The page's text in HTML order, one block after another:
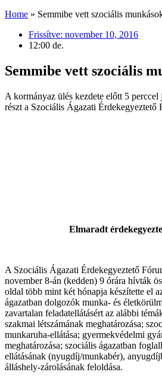
Home » Semmibe vett szociális
Frissítve: november 10, 2016
12:00 de.
Semmibe vett szociális
A kormányaz ülés kezdete előtt 5 perccel
részt a Szociális Ágazati Érdekegyeztető
Elmaradt
A Szociális Ágazati Érdekegyeztető
november 8-án (kedden) 9 órára hívták
oldal több mint két hónapja készítette el
ágazatban dolgozók munka- és
zavartalan feladatellátásért az alábbi
szakmai létszámának meghatározása;
munkaruha-ellátása; gyermekvédelmi
meghatározása; szociális ágazatban
ellátásának (nyugdíj/munkabér),
álláshely-zárolásának feloldása.